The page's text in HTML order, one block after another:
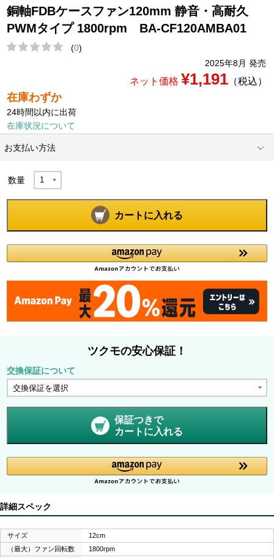
銅軸FDBケースファン120mm 静音・高耐久
PWMタイプ 1800rpm BA-CF120AMBA01
(0)
2025年8月 発売
ネット価格 ¥1,191（税込）
在庫わずか
24時間以内に出荷
在庫状況について
お支払い方法
数量
カートに入れる
ツクモの安心保証！
交換保証について
保証つきで
カートに入れる
詳細スペック
サイズ
12cm
（最大）ファン回転数
1800rpm